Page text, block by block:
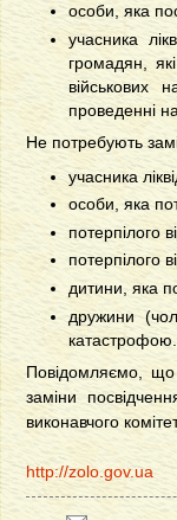
особи, яка
учасника
громадян,
військових
проведенні
Не потребують
учасника
особи, яка
потерпілого
потерпілого
дитини, яка
дружини
катастрофою.
Повідомляємо, що
заміни
виконавчого
http://zolo.gov.ua